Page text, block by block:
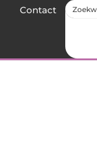
Contact